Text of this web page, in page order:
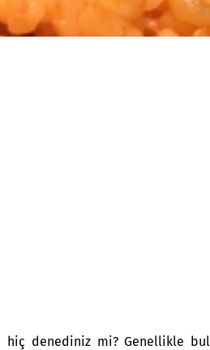
hiç denediniz mi? Genellikle